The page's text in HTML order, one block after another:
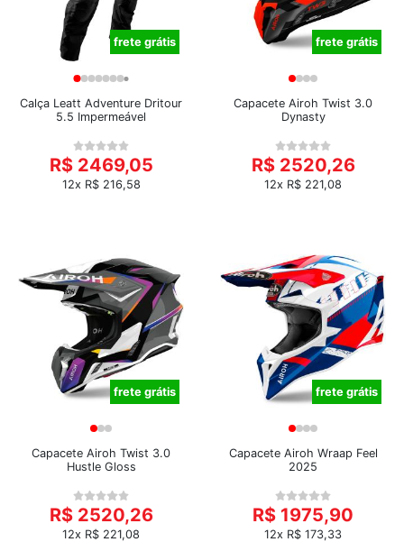
frete grátis
Calça Leatt Adventure Dritour
5.5 Impermeável
R$ 2469,05
12x R$ 216,58
frete grátis
Capacete Airoh Twist 3.0
Dynasty
R$ 2520,26
12x R$ 221,08
frete grátis
Capacete Airoh Twist 3.0
Hustle Gloss
R$ 2520,26
12x R$ 221,08
frete grátis
Capacete Airoh Wraap Feel
2025
R$ 1975,90
12x R$ 173,33